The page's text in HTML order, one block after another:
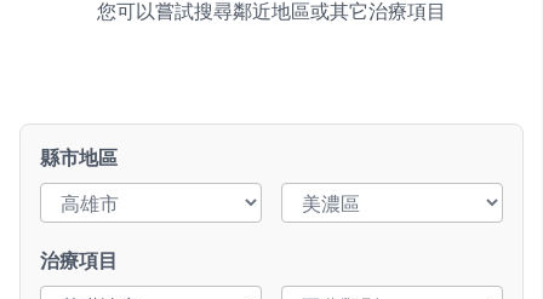
您可以嘗試搜尋鄰近地區或其它治療項目
縣市地區
治療項目